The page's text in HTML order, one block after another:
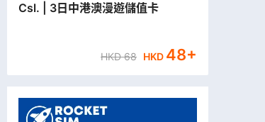
Csl. | 3日中港澳漫遊儲值卡
HKD68 HKD 48+